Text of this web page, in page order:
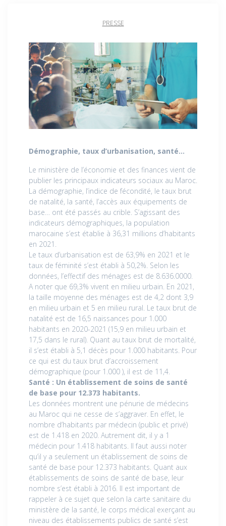
PRESSE
Démographie, taux d’urbanisation, santé…
Le ministère de l’économie et des finances vient de
publier les principaux indicateurs sociaux au Maroc.
La démographie, l’indice de fécondité, le taux brut
de natalité, la santé, l’accès aux équipements de
base… ont été passés au crible. S’agissant des
indicateurs démographiques, la population
marocaine s’est établie à 36,31 millions d’habitants
en 2021.
Le taux d’urbanisation est de 63,9% en 2021 et le
taux de féminité s’est établi à 50,2%. Selon les
données, l’effectif des ménages est de 8.636.0000.
A noter que 69,3% vivent en milieu urbain. En 2021,
la taille moyenne des ménages est de 4,2 dont 3,9
en milieu urbain et 5 en milieu rural. Le taux brut de
natalité est de 16,5 naissances pour 1.000
habitants en 2020-2021 (15,9 en milieu urbain et
17,5 dans le rural). Quant au taux brut de mortalité,
il s’est établi à 5,1 décès pour 1.000 habitants. Pour
ce qui est du taux brut d’accroissement
démographique (pour 1.000 ), il est de 11,4.
Santé : Un établissement de soins de santé
de base pour 12.373 habitants.
Les données montrent une pénurie de médecins
au Maroc qui ne cesse de s’aggraver. En effet, le
nombre d’habitants par médecin (public et privé)
est de 1.418 en 2020. Autrement dit, il y a 1
médecin pour 1.418 habitants. Il faut aussi noter
qu’il y a seulement un établissement de soins de
santé de base pour 12.373 habitants. Quant aux
établissements de soins de santé de base, leur
nombre s’est établi à 2016. Il est important de
rappeler à ce sujet que selon la carte sanitaire du
ministère de la santé, le corps médical exerçant au
niveau des établissements publics de santé s’est